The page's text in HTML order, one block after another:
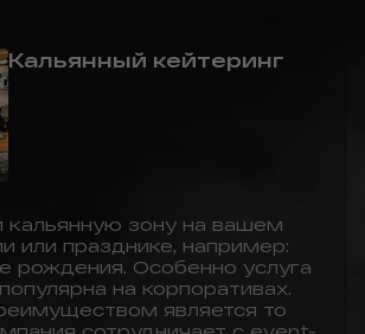
Кальянный кейтеринг
кальянную зону на вашем
или празднике, например:
рождения. Особенно услуга
на корпоративах.
является то